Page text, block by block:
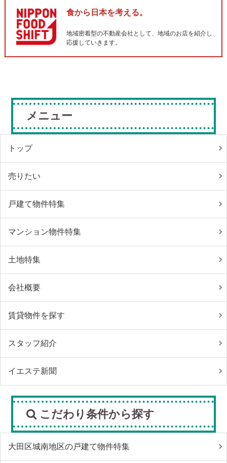
食から日本を考える。
地域密着型の不動産会社として、地域のお店を紹介し
応援していきます。
メニュー
トップ
売りたい
戸建て物件特集
マンション物件特集
土地特集
会社概要
賃貸物件を探す
スタッフ紹介
イエステ新聞
こだわり条件から探す
大田区城南地区の戸建て物件特集